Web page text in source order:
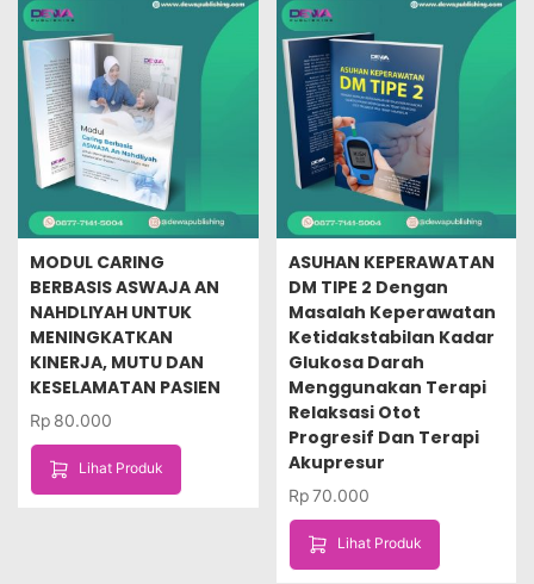
MODUL CARING
BERBASIS ASWAJA AN
NAHDLIYAH UNTUK
MENINGKATKAN
KINERJA, MUTU DAN
KESELAMATAN PASIEN
Rp 80.000
Lihat Produk
ASUHAN KEPERAWATAN
DM TIPE 2 Dengan
Masalah Keperawatan
Ketidakstabilan Kadar
Glukosa Darah
Menggunakan Terapi
Relaksasi Otot
Progresif Dan Terapi
Akupresur
Rp70.000
Lihat Produk